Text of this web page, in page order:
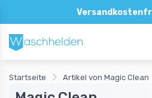
Startseite Artikel von Magic Clean